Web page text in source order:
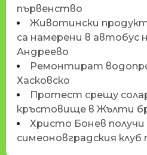
първенство
Животински
са намерени в автобус
Андреево
Ремонтират
Хасковско
Протест срещу
кръстовище в Жълти
Христо Бонев
симеоновградския клуб